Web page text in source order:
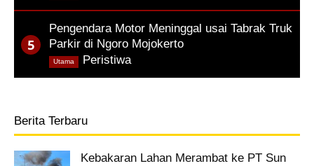
Pengendara Motor Meninggal usai Tabrak Truk
Parkir di Ngoro Mojokerto
Peristiwa,
Utama
Berita Terbaru
Kebakaran Lahan Merambat ke PT Sun